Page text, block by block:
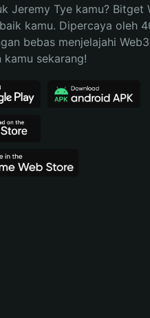
Jeremy Tye kamu? Bitget
kamu. Dipercaya oleh
bebas menjelajahi
kamu sekarang!